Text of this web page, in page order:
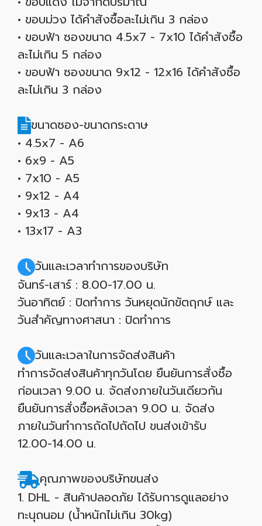
• ขอบม่วง ได้คำสังซื้อละไม่เกิน 3 กล่อง
• ขอบฟ้า ซองขนาด 4.5x7 - 7x10 ได้คำสังซื้อ
ละไม่เกิน 5 กล่อง
• ขอบฟ้า ซองขนาด 9x12 - 12x16 ได้คำสังซื้อ
ละไม่เกิน 3 กล่อง
ขนาดซอง-ขนาดกระดาษ
• 4.5x7 - A6
• 6x9 - A5
• 7x10 - A5
• 9x12 - A4
• 9x13 - A4
• 13x17 - A3
วันและเวลาทำการของบริษัท
จันทร์-เสาร์ : 8.00-17.00 น.
วันอาทิตย์ : ปิดทำการ วันหยุดนักขัตฤกษ์ และ
วันสำคัญทางศาสนา : ปิดทำการ
วันและเวลาในการจัดส่งสินค้า
ทำการจัดส่งสินค้าทุกวันโดย ยืนยันการสั่งซื้อ
ก่อนเวลา 9.00 น. จัดส่งภายในวันเดียวกัน
ยืนยันการสั่งซื้อหลังเวลา 9.00 น. จัดส่ง
ภายในวันทำการถัดไปถัดไป ขนส่งเข้ารับ
12.00-14.00 น.
คุณภาพของบริษัทขนส่ง
1. DHL - สินค้าปลอดภัย ได้รับการดูแลอย่าง
ทะนุถนอม (น้ำหนักไม่เกิน 30kg)